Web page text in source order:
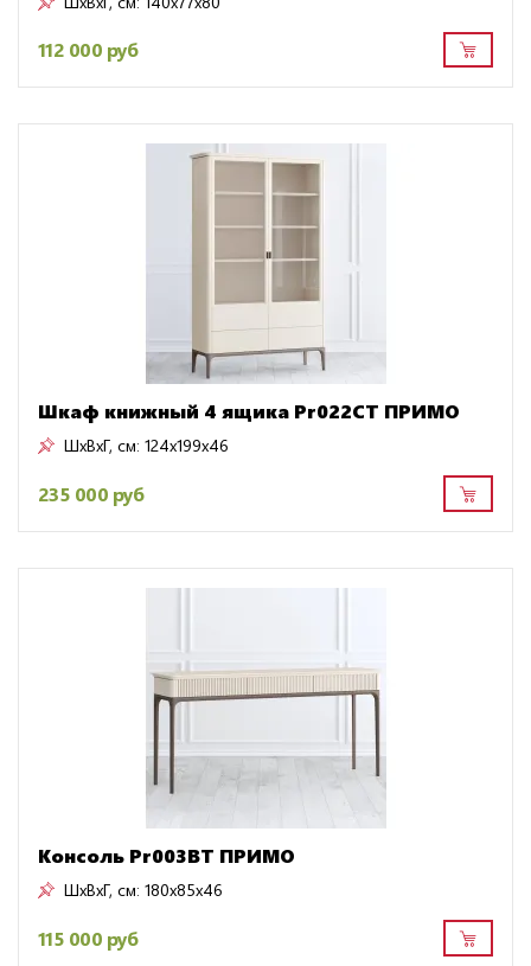
112 000 руб
Шкаф книжный 4 ящика Pr022CT ПРИМО
ШxВxГ, см: 124x199x46
235 000 руб
Консоль Pr003BT ПРИМО
ШxВxГ, см: 180x85x46
115 000 руб